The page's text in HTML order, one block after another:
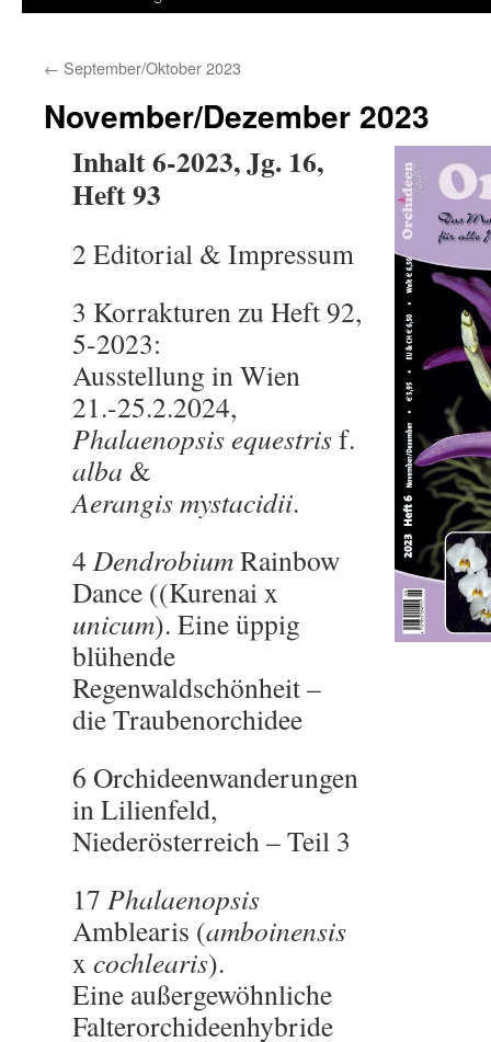
← September/Oktober 2023
November/Dezember 2023
Inhalt 6-2023, Jg. 16,
Heft 93
2 Editorial & Impressum
3 Korrakturen zu Heft 92,
5-2023:
Ausstellung in Wien
21.-25.2.2024,
Phalaenopsis equestrisf.
alba &
Aerangis mystacidii.
4 DendrobiumRainbow
Dance ((Kurenai x
unicum). Eine üppig
blühende
Regenwaldschönheit –
die Traubenorchidee
6 Orchideenwanderungen
in Lilienfeld,
Niederösterreich – Teil 3
17 Phalaenopsis
Amblearis (amboinensis
x cochlearis).
Eine außergewöhnliche
Falterorchideenhybride